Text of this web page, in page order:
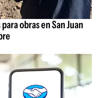
obras en San Juan